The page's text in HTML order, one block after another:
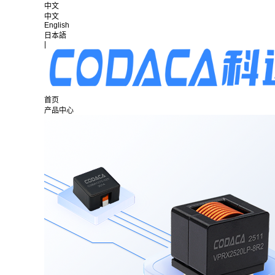
中文
中文
English
日本語
首页
产品中心